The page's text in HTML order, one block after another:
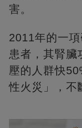
害。
2011年的一
患者，其腎臟
壓的人群快
性火災」，不